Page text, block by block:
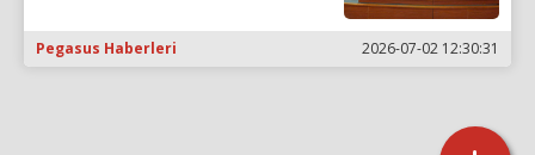
Pegasus Haberleri 2026-07-02 12:30:31